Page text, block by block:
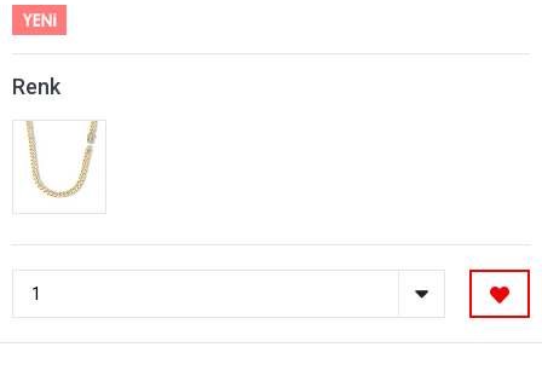
Renk